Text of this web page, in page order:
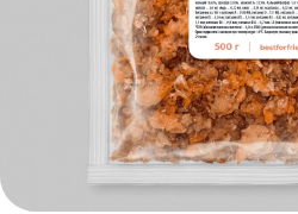
Рационы для котят до 1 года
Натуральные лакомства
Наполнитель Дорожник –
благотворительный проект